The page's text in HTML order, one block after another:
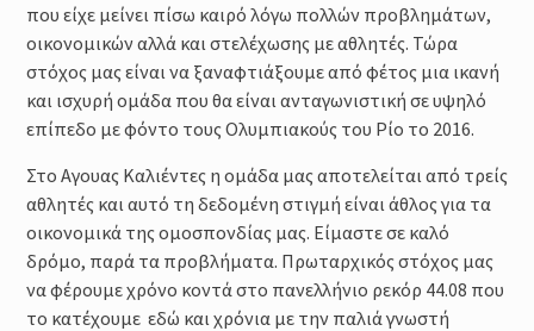
που είχε μείνει πίσω καιρό λόγω πολλών προβλημάτων,
οικονομικών αλλά και στελέχωσης με αθλητές. Τώρα
στόχος μας είναι να ξαναφτιάξουμε από φέτος μια ικανή
και ισχυρή ομάδα που θα είναι ανταγωνιστική σε υψηλό
επίπεδο με φόντο τους Ολυμπιακούς του Ρίο το 2016.
Στο Αγουας Καλιέντες η ομάδα μας αποτελείται από τρείς
αθλητές και αυτό τη δεδομένη στιγμή είναι άθλος για τα
οικονομικά της ομοσπονδίας μας. Είμαστε σε καλό
δρόμο, παρά τα προβλήματα. Πρωταρχικός στόχος μας
να φέρουμε χρόνο κοντά στο πανελλήνιο ρεκόρ 44.08 που
το κατέχουμε εδώ και χρόνια με την παλιά γνωστή